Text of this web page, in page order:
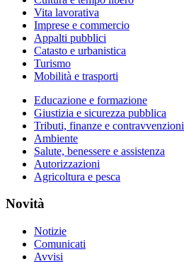
Vita lavorativa
Imprese e commercio
Appalti pubblici
Catasto e urbanistica
Turismo
Mobilità e trasporti
Educazione e formazione
Giustizia e sicurezza pubblica
Tributi, finanze e contravvenzioni
Ambiente
Salute, benessere e assistenza
Autorizzazioni
Agricoltura e pesca
Novità
Notizie
Comunicati
Avvisi